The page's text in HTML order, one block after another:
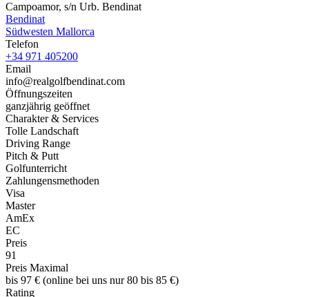
Campoamor, s/n Urb. Bendinat
Bendinat
Südwesten Mallorca
Telefon
+34 971 405200
Email
info@realgolfbendinat.com
Öffnungszeiten
ganzjährig geöffnet
Charakter & Services
Tolle Landschaft
Driving Range
Pitch & Putt
Golfunterricht
Zahlungensmethoden
Visa
Master
AmEx
EC
Preis
91
Preis Maximal
bis 97 € (online bei uns nur 80 bis 85 €)
Rating